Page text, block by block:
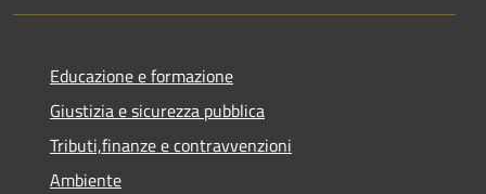
Educazione e formazione
Giustizia e sicurezza pubblica
Tributi,finanze e contravvenzioni
Ambiente